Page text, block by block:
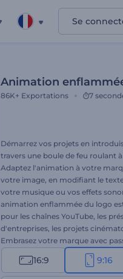
Se
Animation
86K+ Exportations 7
Démarrez vos projets en
travers une boule de feu roulant
Adaptez l'animation à votre
votre image, en modifiant le
votre musique ou vos effets
animation enflammée du logo
pour les chaînes YouTube, les
d'entreprises, les projets
Embrasez votre marque avec
dynamisme - donnez un coup
flamboyant.
16:9 9:16